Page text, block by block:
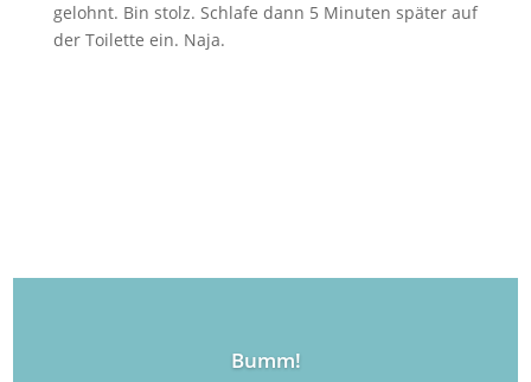
gelohnt. Bin stolz. Schlafe dann 5 Minuten später auf
der Toilette ein. Naja.
Bumm!